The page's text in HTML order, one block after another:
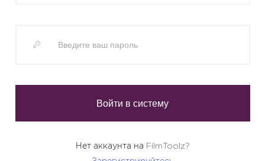
Нет аккаунта на FilmToolz?